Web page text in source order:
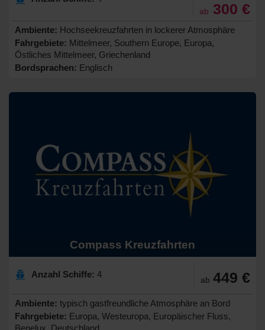
ab 300 €
Ambiente: Hochseekreuzfahrten in lockerer Atmosphäre
Fahrgebiete: Mittelmeer, Southern Europe, Europa,
Östliches Mittelmeer, Griechenland
Bordsprachen: Englisch
Compass Kreuzfahrten
Anzahl Schiffe: 4
ab 449 €
Ambiente: typisch gastfreundliche Atmosphäre an Bord
Fahrgebiete: Europa, Westeuropa, Europäischer Fluss,
Benelux, Deutschland